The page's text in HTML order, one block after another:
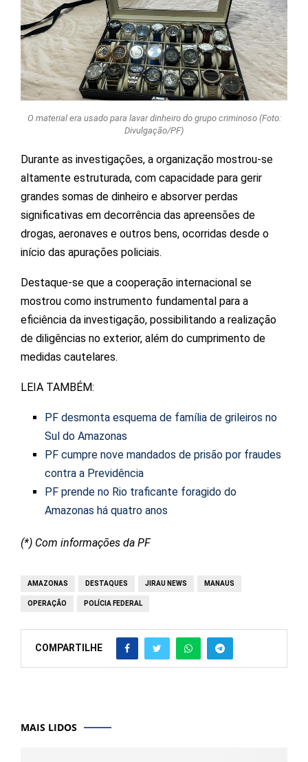
O material era usado para lavar dinheiro do grupo criminoso (Foto:
Divulgação/PF)
Durante as investigações, a organização mostrou-se
altamente estruturada, com capacidade para gerir
grandes somas de dinheiro e absorver perdas
significativas em decorrência das apreensões de
drogas, aeronaves e outros bens, ocorridas desde o
início das apurações policiais.
Destaque-se que a cooperação internacional se
mostrou como instrumento fundamental para a
eficiência da investigação, possibilitando a realização
de diligências no exterior, além do cumprimento de
medidas cautelares.
LEIA TAMBÉM:
PF desmonta esquema de família de grileiros no
Sul do Amazonas
PF cumpre nove mandados de prisão por fraudes
contra a Previdência
PF prende no Rio traficante foragido do
Amazonas há quatro anos
(*) Com informações da PF
AMAZONAS DESTAQUES JIRAU NEWS MANAUS
OPERAÇÃO POLÍCIA FEDERAL
COMPARTILHE
MAIS LIDOS